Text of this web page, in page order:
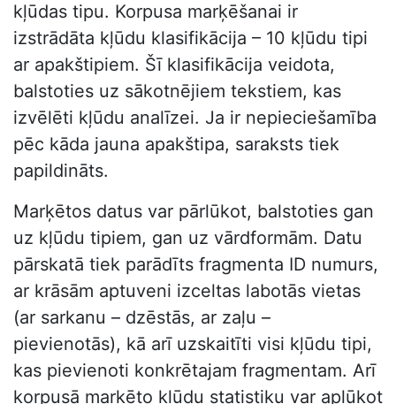
kļūdas tipu. Korpusa marķēšanai ir
izstrādāta kļūdu klasifikācija – 10 kļūdu tipi
ar apakštipiem. Šī klasifikācija veidota,
balstoties uz sākotnējiem tekstiem, kas
izvēlēti kļūdu analīzei. Ja ir nepieciešamība
pēc kāda jauna apakštipa, saraksts tiek
papildināts.
Marķētos datus var pārlūkot, balstoties gan
uz kļūdu tipiem, gan uz vārdformām. Datu
pārskatā tiek parādīts fragmenta ID numurs,
ar krāsām aptuveni izceltas labotās vietas
(ar sarkanu – dzēstās, ar zaļu –
pievienotās), kā arī uzskaitīti visi kļūdu tipi,
kas pievienoti konkrētajam fragmentam. Arī
korpusā marķēto kļūdu statistiku var aplūkot